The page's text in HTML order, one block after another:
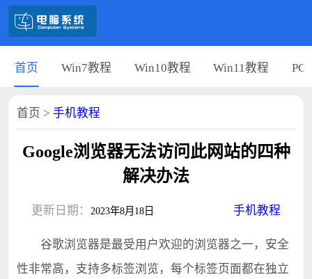
首页 Win7教程 Win10教程 Win11教程 PC
首页 > 手机教程
Google浏览器无法访问此网站的四种
解决办法
更新日期： 2023年8月18日 手机教程
谷歌浏览器是最受用户欢迎的浏览器之一，安全
性非常高，支持多标签浏览，每个标签页面都在独立